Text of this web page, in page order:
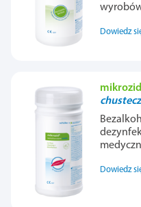
Dowiedz
Dowiedz